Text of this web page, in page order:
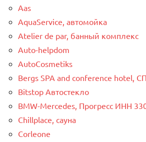
Aas
AquaService, автомойка
Atelier de par, банный комплекс
Auto-helpdom
AutoCosmetiks
Bergs SPA and conference hotel,
Bitstop Автостекло
BMW-Mercedes, Прогресс ИНН
Chillplace, сауна
Corleone